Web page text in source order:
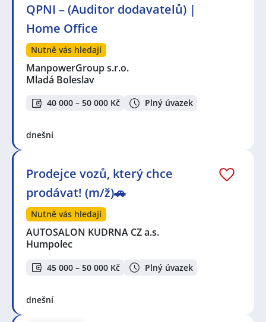
QPNI – (Auditor dodavatelů) |
Home Office
Nutně vás hledají
ManpowerGroup s.r.o.
Mladá Boleslav
40 000 – 50 000 Kč Plný úvazek
dnešní
Prodejce vozů, který chce
prodávat! (m/ž)🚗
Nutně vás hledají
AUTOSALON KUDRNA CZ a.s.
Humpolec
45 000 – 50 000 Kč Plný úvazek
dnešní